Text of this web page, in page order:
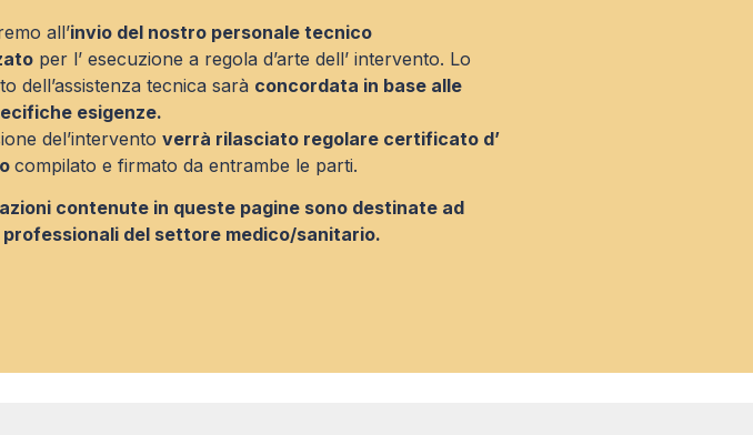
all’invio del nostro personale tecnico
per l’ esecuzione a regola d’arte dell’ intervento. Lo
dell’assistenza tecnica sarà concordata in base alle
esigenze.
del’intervento verrà rilasciato regolare certificato d’
compilato e firmato da entrambe le parti.
contenute in queste pagine sono destinate ad
del settore medico/sanitario.